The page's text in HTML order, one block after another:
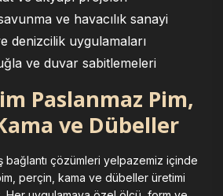
ve havacılık sanayi
denizcilik uygulamaları
ve duvar sabitlemeleri
Paslanmaz Pim,
ve Dübeller
bağlantı çözümleri yelpazemiz içinde
perçin, kama ve dübeller üretimi